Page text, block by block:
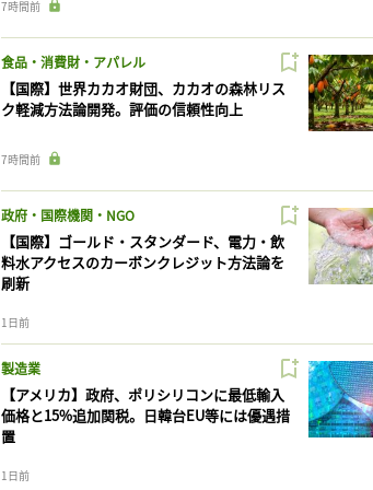
7時間前
食品・消費財・アパレル
【国際】世界カカオ財団、カカオの森林リス
ク軽減方法論開発。評価の信頼性向上
7時間前
政府・国際機関・NGO
【国際】ゴールド・スタンダード、電力・飲
料水アクセスのカーボンクレジット方法論を
刷新
1日前
製造業
【アメリカ】政府、ポリシリコンに最低輸入
価格と15%追加関税。日韓台EU等には優遇措
置
1日前